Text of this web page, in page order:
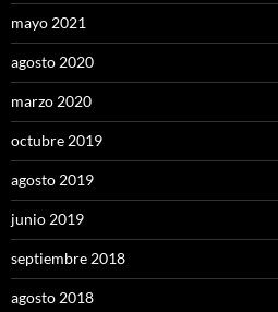
mayo 2021
agosto 2020
marzo 2020
octubre 2019
agosto 2019
junio 2019
septiembre 2018
agosto 2018